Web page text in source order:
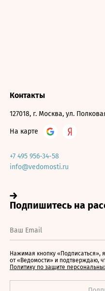
Контакты
127018, г. Москва, ул.
На карте
+7 495 956-34-58
info@vedomosti.ru
Нажимая кнопку «Подписаться»,
от «Ведомости» и подтверждаю,
Политику по защите